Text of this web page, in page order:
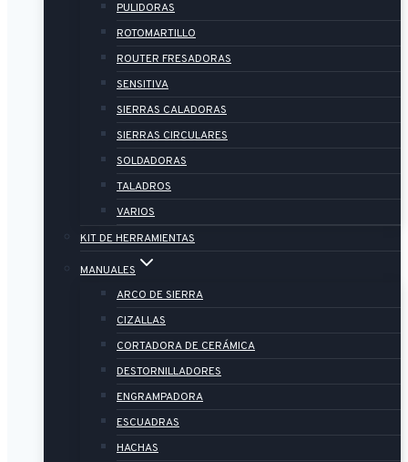
PULIDORAS
ROTOMARTILLO
ROUTER FRESADORAS
SENSITIVA
SIERRAS CALADORAS
SIERRAS CIRCULARES
SOLDADORAS
TALADROS
VARIOS
KIT DE HERRAMIENTAS
MANUALES
ARCO DE SIERRA
CIZALLAS
CORTADORA DE CERÁMICA
DESTORNILLADORES
ENGRAMPADORA
ESCUADRAS
HACHAS